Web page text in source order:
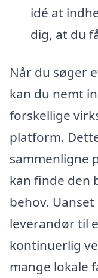
idé at
dig, at du
Når du søger
kan du nemt
forskellige
platform.
sammenligne
kan finde den
behov.
leverandør til
kontinuerlig
mange lokale